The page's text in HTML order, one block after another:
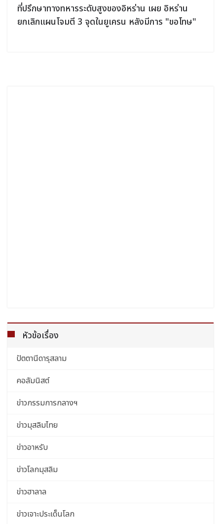
ที่ปรึกษาทางทหารระดับสูงของอิหร่าน เผย อิหร่าน
ยกเลิกแผนโจมตี 3 จุดในยูเครน หลังมีการ "ขอโทษ"
หัวข้อเรื่อง
ปัตตานีดารุสลาม
คอลัมนิสต์
ข่าวกรรมการกลางฯ
ข่าวมุสลิมไทย
ข่าวอาหรับ
ข่าวโลกมุสลิม
ข่าวฮาลาล
ข่าวเจาะประเด็นโลก